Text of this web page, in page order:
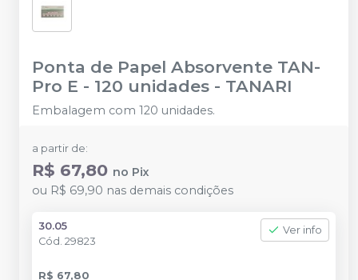
Ponta de Papel Absorvente TAN-
Pro E - 120 unidades - TANARI
Embalagem com 120 unidades.
a partir de:
R$ 67,80 no Pix
ou R$ 69,90 nas demais condições
30.05
Cód. 29823
Ver info
R$ 67,80